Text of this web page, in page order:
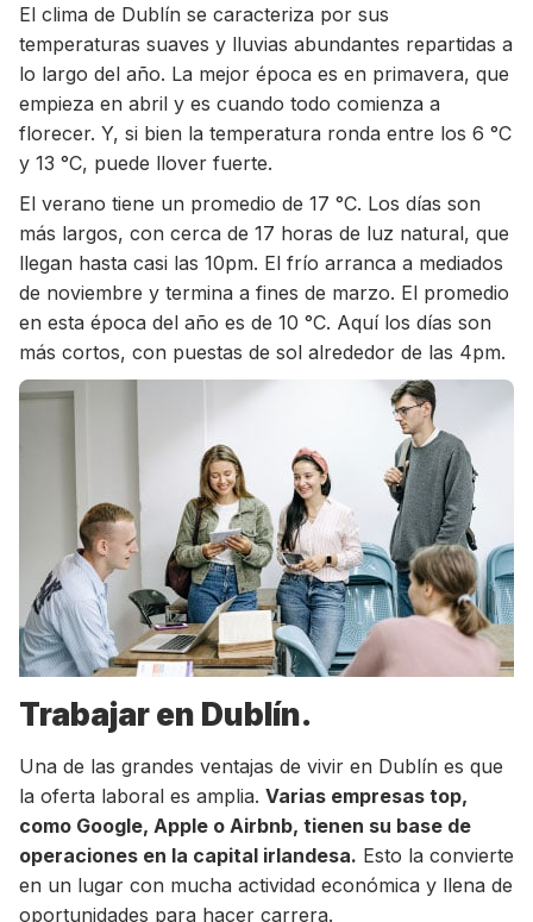
El clima de Dublín se caracteriza por sus
temperaturas suaves y lluvias abundantes repartidas a
lo largo del año. La mejor época es en primavera, que
empieza en abril y es cuando todo comienza a
florecer. Y, si bien la temperatura ronda entre los 6 °C
y 13 °C, puede llover fuerte.
El verano tiene un promedio de 17 °C. Los días son
más largos, con cerca de 17 horas de luz natural, que
llegan hasta casi las 10pm. El frío arranca a mediados
de noviembre y termina a fines de marzo. El promedio
en esta época del año es de 10 °C. Aquí los días son
más cortos, con puestas de sol alrededor de las 4pm.
Trabajar en Dublín.
Una de las grandes ventajas de vivir en Dublín es que
la oferta laboral es amplia. Varias empresas top,
como Google, Apple o Airbnb, tienen su base de
operaciones en la capital irlandesa. Esto la convierte
en un lugar con mucha actividad económica y llena de
oportunidades para hacer carrera.